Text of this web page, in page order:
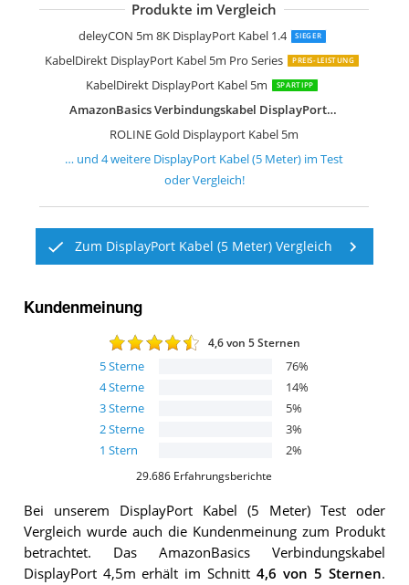
Produkte im Vergleich
deleyCON 5m 8K DisplayPort Kabel 1.4 SIEGER
KabelDirekt DisplayPort Kabel 5m Pro Series PREIS-LEISTUNG
KabelDirekt DisplayPort Kabel 5m SPARTIPP
AmazonBasics Verbindungskabel DisplayPort 4,5m
ROLINE Gold Displayport Kabel 5m
Zestiq 16K DisplayPort Kabel 2.1 5M-
STARTECH.COM 5m DisplayPort Kabel
UGREEN Displayport Kabel HD 4K 5m
… und4weitere DisplayPort Kabel (5 Meter) im Test
oder Vergleich!
Zum DisplayPort Kabel (5 Meter) Vergleich
Kundenmeinung
4,6von 5 Sternen
5Sterne 76%
4Sterne 14%
3Sterne 5%
2Sterne 3%
1 Stern 2%
29.686 Erfahrungsberichte
Bei unserem DisplayPort Kabel (5 Meter)Test oder
Vergleich wurde auch die Kundenmeinung zum Produkt
betrachtet.
Das
AmazonBasics Verbindungskabel
DisplayPort 4,5m erhält im Schnitt4,6 von 5 Sternen.